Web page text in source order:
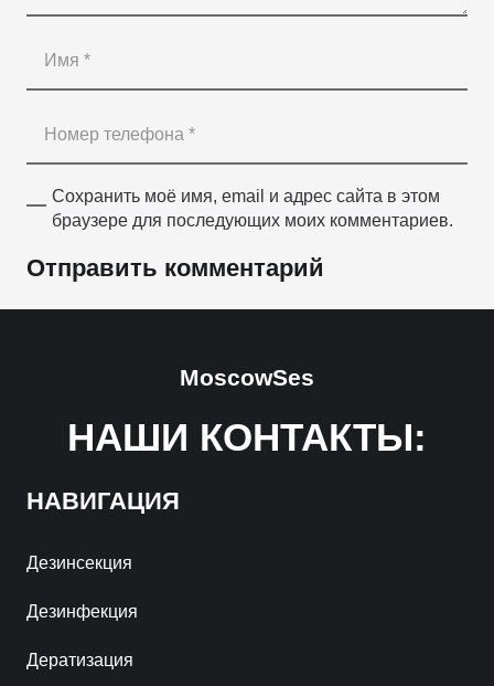
Сохранить моё имя, email и адрес сайта в этом
браузере для последующих моих комментариев.
Отправить комментарий
НАШИ КОНТАКТЫ:
MoscowSes
НАВИГАЦИЯ
Дезинсекция
Дезинфекция
Дератизация